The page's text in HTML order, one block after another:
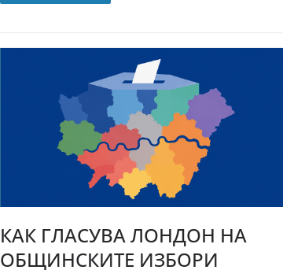
КАК ГЛАСУВА ЛОНДОН НА
ОБЩИНСКИТЕ ИЗБОРИ